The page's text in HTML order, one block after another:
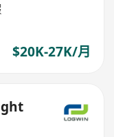
$20K-27K/月